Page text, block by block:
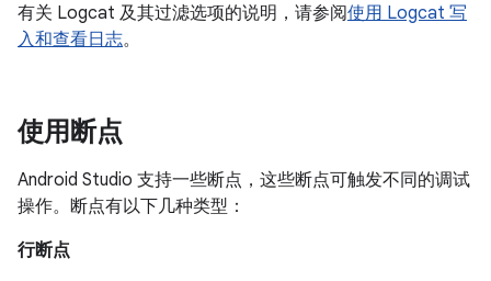
有关 Logcat 及其过滤选项的说明，请参阅使用 Logcat 写
入和查看日志。
使用断点
Android Studio 支持一些断点，这些断点可触发不同的调试
操作。断点有以下几种类型：
行断点